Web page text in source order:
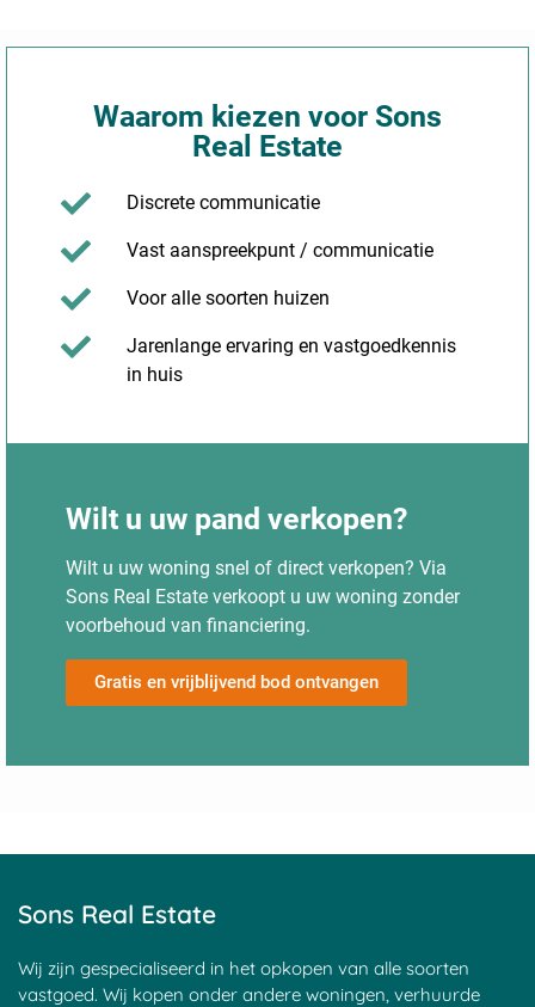
Waarom kiezen voor Sons
Real Estate
Discrete communicatie
Vast aanspreekpunt / communicatie
Voor alle soorten huizen
Jarenlange ervaring en vastgoedkennis
in huis
Wilt u uw pand verkopen?
Wilt u uw woning snel of direct verkopen? Via
Sons Real Estate verkoopt u uw woning zonder
voorbehoud van financiering.
Gratis en vrijblijvend bod ontvangen
Sons Real Estate
Wij zijn gespecialiseerd in het opkopen van alle soorten
vastgoed. Wij kopen onder andere woningen, verhuurde